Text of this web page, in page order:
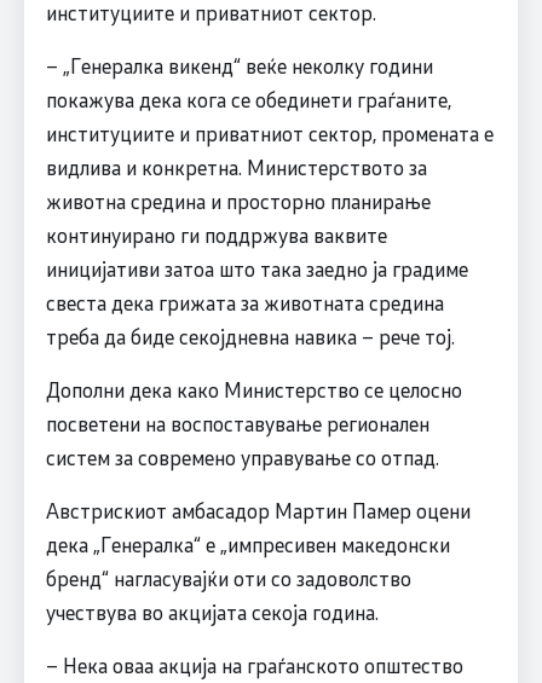
институциите и приватниот сектор.
– „Генералка викенд“ веќе неколку години
покажува дека кога се обединети граѓаните,
институциите и приватниот сектор, промената е
видлива и конкретна. Министерството за
животна средина и просторно планирање
континуирано ги поддржува ваквите
иницијативи затоа што така заедно ја градиме
свеста дека грижата за животната средина
треба да биде секојдневна навика – рече тој.
Дополни дека како Mинистерство се целосно
посветени на воспоставување регионален
систем за современо управување со отпад.
Австрискиот амбасадор Мартин Памер оцени
дека „Генералка“ е „импресивен македонски
бренд“ нагласувајќи оти со задоволство
учествува во акцијата секоја година.
– Нека оваа акција на граѓанското општество